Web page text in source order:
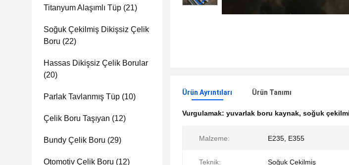
Titanyum Alaşımlı Tüp (21)
Soğuk Çekilmiş Dikişsiz Çelik
Boru (22)
Hassas Dikişsiz Çelik Borular
(20)
Parlak Tavlanmış Tüp (10)
Çelik Boru Taşıyan (12)
Bundy Çelik Boru (29)
Otomotiv Çelik Boru (12)
Ürün Ayrıntıları Ürün Tanımı
Vurgulamak: yuvarlak boru kaynak, soğuk
Malzeme: E235, E355
Teknik: Soğuk Çekilmiş